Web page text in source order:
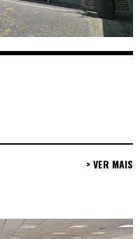
> VER MAIS